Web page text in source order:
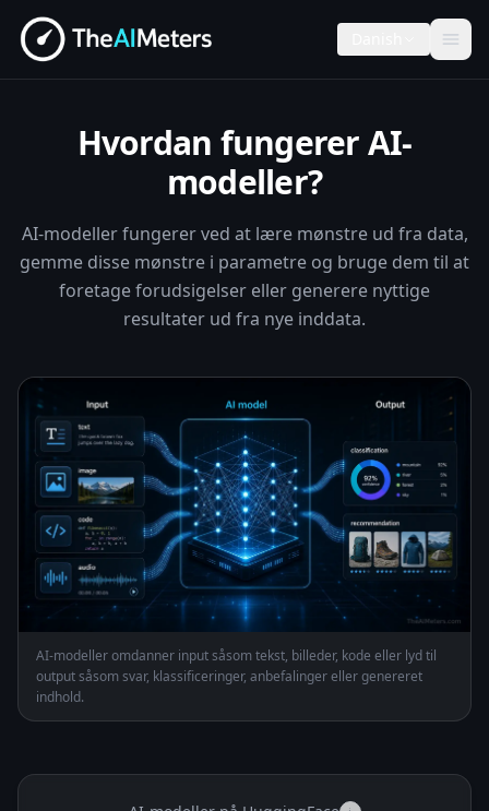
Hvordan fungerer AI-
modeller?
AI-modeller fungerer ved at lære mønstre ud fra data,
gemme disse mønstre i parametre og bruge dem til at
foretage forudsigelser eller generere nyttige
resultater ud fra nye inddata.
AI-modeller omdanner input såsom tekst, billeder, kode eller lyd til
output såsom svar, klassificeringer, anbefalinger eller genereret
indhold.